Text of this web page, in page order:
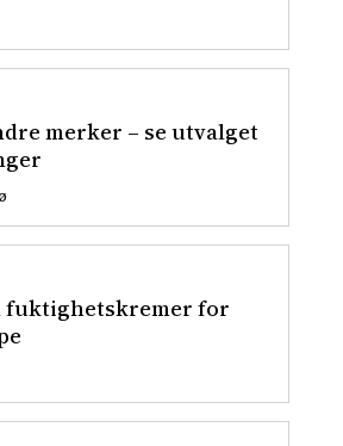
merker – se utvalget
fuktighetskremer for